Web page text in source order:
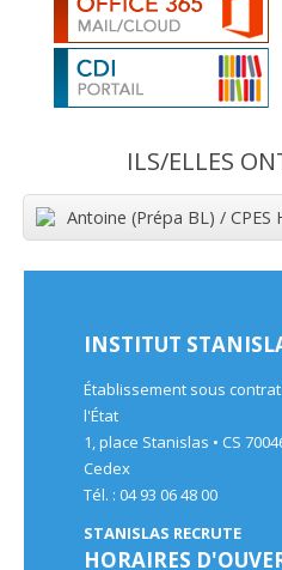
ILS/ELLES
Antoine (Prépa BL) / CPES
INSTITUT
Établissement sous
l'État
1, place Stanislas • CS
Cedex
Tél. : 04 93 06 48 00
STANISLAS RECRUTE
HORAIRES